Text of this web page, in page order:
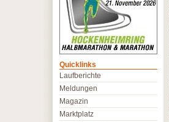
Quicklinks
Laufberichte
Meldungen
Magazin
Marktplatz